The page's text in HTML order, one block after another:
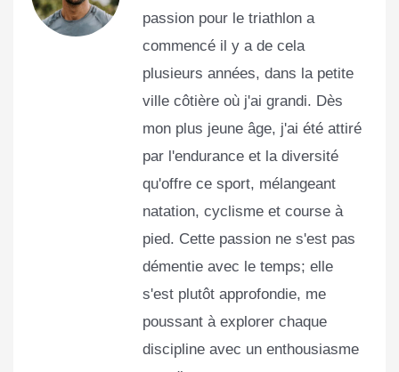
passion pour le triathlon a
commencé il y a de cela
plusieurs années, dans la petite
ville côtière où j'ai grandi. Dès
mon plus jeune âge, j'ai été attiré
par l'endurance et la diversité
qu'offre ce sport, mélangeant
natation, cyclisme et course à
pied. Cette passion ne s'est pas
démentie avec le temps; elle
s'est plutôt approfondie, me
poussant à explorer chaque
discipline avec un enthousiasme